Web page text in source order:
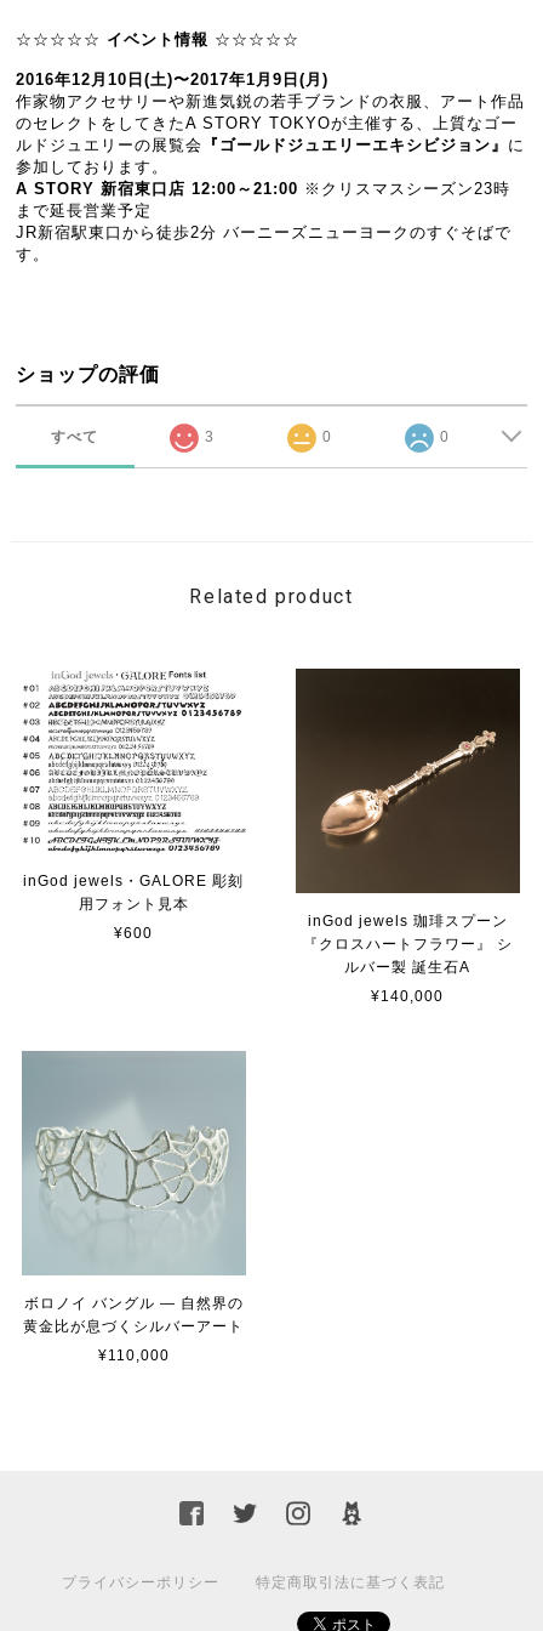
☆☆☆☆☆ イベント情報 ☆☆☆☆☆
2016年12月10日(土)〜2017年1月9日(月)
作家物アクセサリーや新進気鋭の若手ブランドの衣服、アート作品
のセレクトをしてきたA STORY TOKYOが主催する、上質なゴー
ルドジュエリーの展覧会 『ゴールドジュエリーエキシビジョン』 に
参加しております。
A STORY 新宿東口店 12:00～21:00 ※クリスマスシーズン23時
まで延長営業予定
JR新宿駅東口から徒歩2分 バーニーズニューヨークのすぐそばで
す。
ショップの評価
すべて 3 0 0
Related product
inGod jewels・GALORE 彫刻
用フォント見本
¥600
inGod jewels 珈琲スプーン
『クロスハートフラワー』 シ
ルバー製 誕生石A
¥140,000
ボロノイ バングル — 自然界の
黄金比が息づくシルバーアート
¥110,000
プライバシーポリシー 特定商取引法に基づく表記